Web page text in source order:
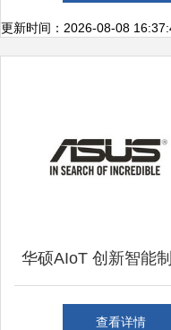
更新时间：2026-08-08
华硕AIoT 创新智能
方案加速工业升
查看详情